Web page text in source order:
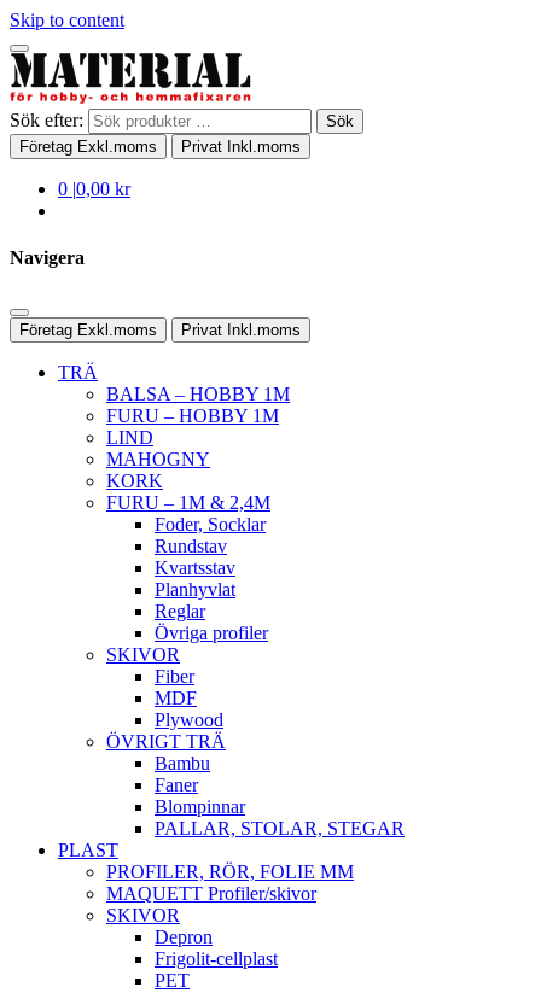
Skip to content
Sök efter:
Sök
Företag Exkl.moms Privat Inkl.moms
0 |0,00 kr
Navigera
Företag Exkl.moms Privat Inkl.moms
TRÄ
BALSA – HOBBY 1M
FURU – HOBBY 1M
LIND
MAHOGNY
KORK
FURU – 1M & 2,4M
Foder, Socklar
Rundstav
Kvartsstav
Planhyvlat
Reglar
Övriga profiler
SKIVOR
Fiber
MDF
Plywood
ÖVRIGT TRÄ
Bambu
Faner
Blompinnar
PALLAR, STOLAR, STEGAR
PLAST
PROFILER, RÖR, FOLIE MM
MAQUETT Profiler/skivor
SKIVOR
Depron
Frigolit-cellplast
PET